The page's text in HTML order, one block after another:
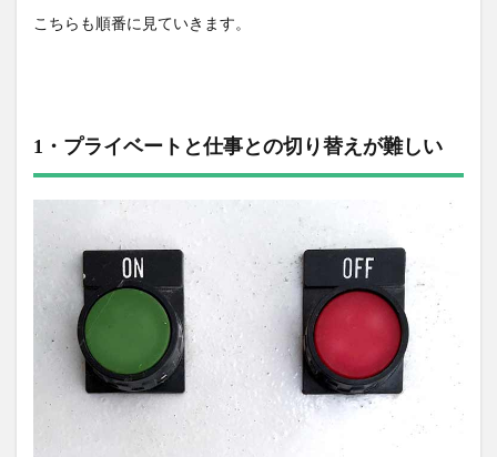
こちらも順番に見ていきます。
1・プライベートと仕事との切り替えが難しい